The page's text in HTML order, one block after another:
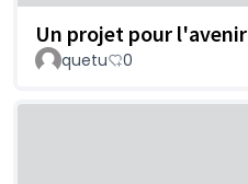
Un projet pour l'avenir
quetu 0